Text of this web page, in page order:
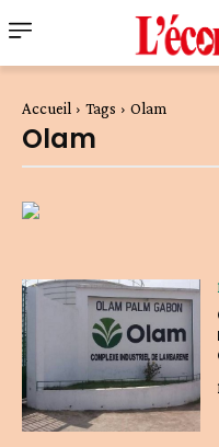
Accueil Tags Olam
Olam